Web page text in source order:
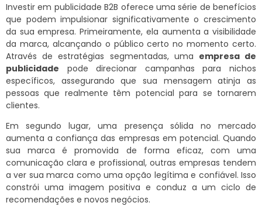
Investir em publicidade B2B oferece uma série de benefícios
que podem impulsionar significativamente o crescimento
da sua empresa. Primeiramente, ela aumenta a visibilidade
da marca, alcançando o público certo no momento certo.
Através de estratégias segmentadas, uma empresa de
publicidade pode direcionar campanhas para nichos
específicos, assegurando que sua mensagem atinja as
pessoas que realmente têm potencial para se tornarem
clientes.
Em segundo lugar, uma presença sólida no mercado
aumenta a confiança das empresas em potencial. Quando
sua marca é promovida de forma eficaz, com uma
comunicação clara e profissional, outras empresas tendem
a ver sua marca como uma opção legítima e confiável. Isso
constrói uma imagem positiva e conduz a um ciclo de
recomendações e novos negócios.